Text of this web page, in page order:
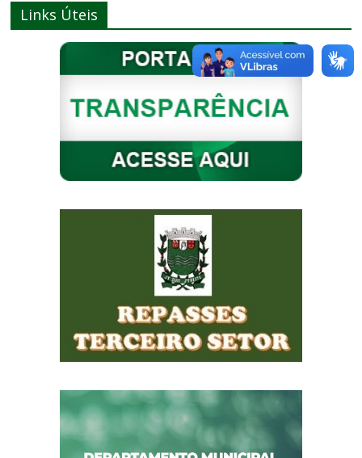
Links Úteis